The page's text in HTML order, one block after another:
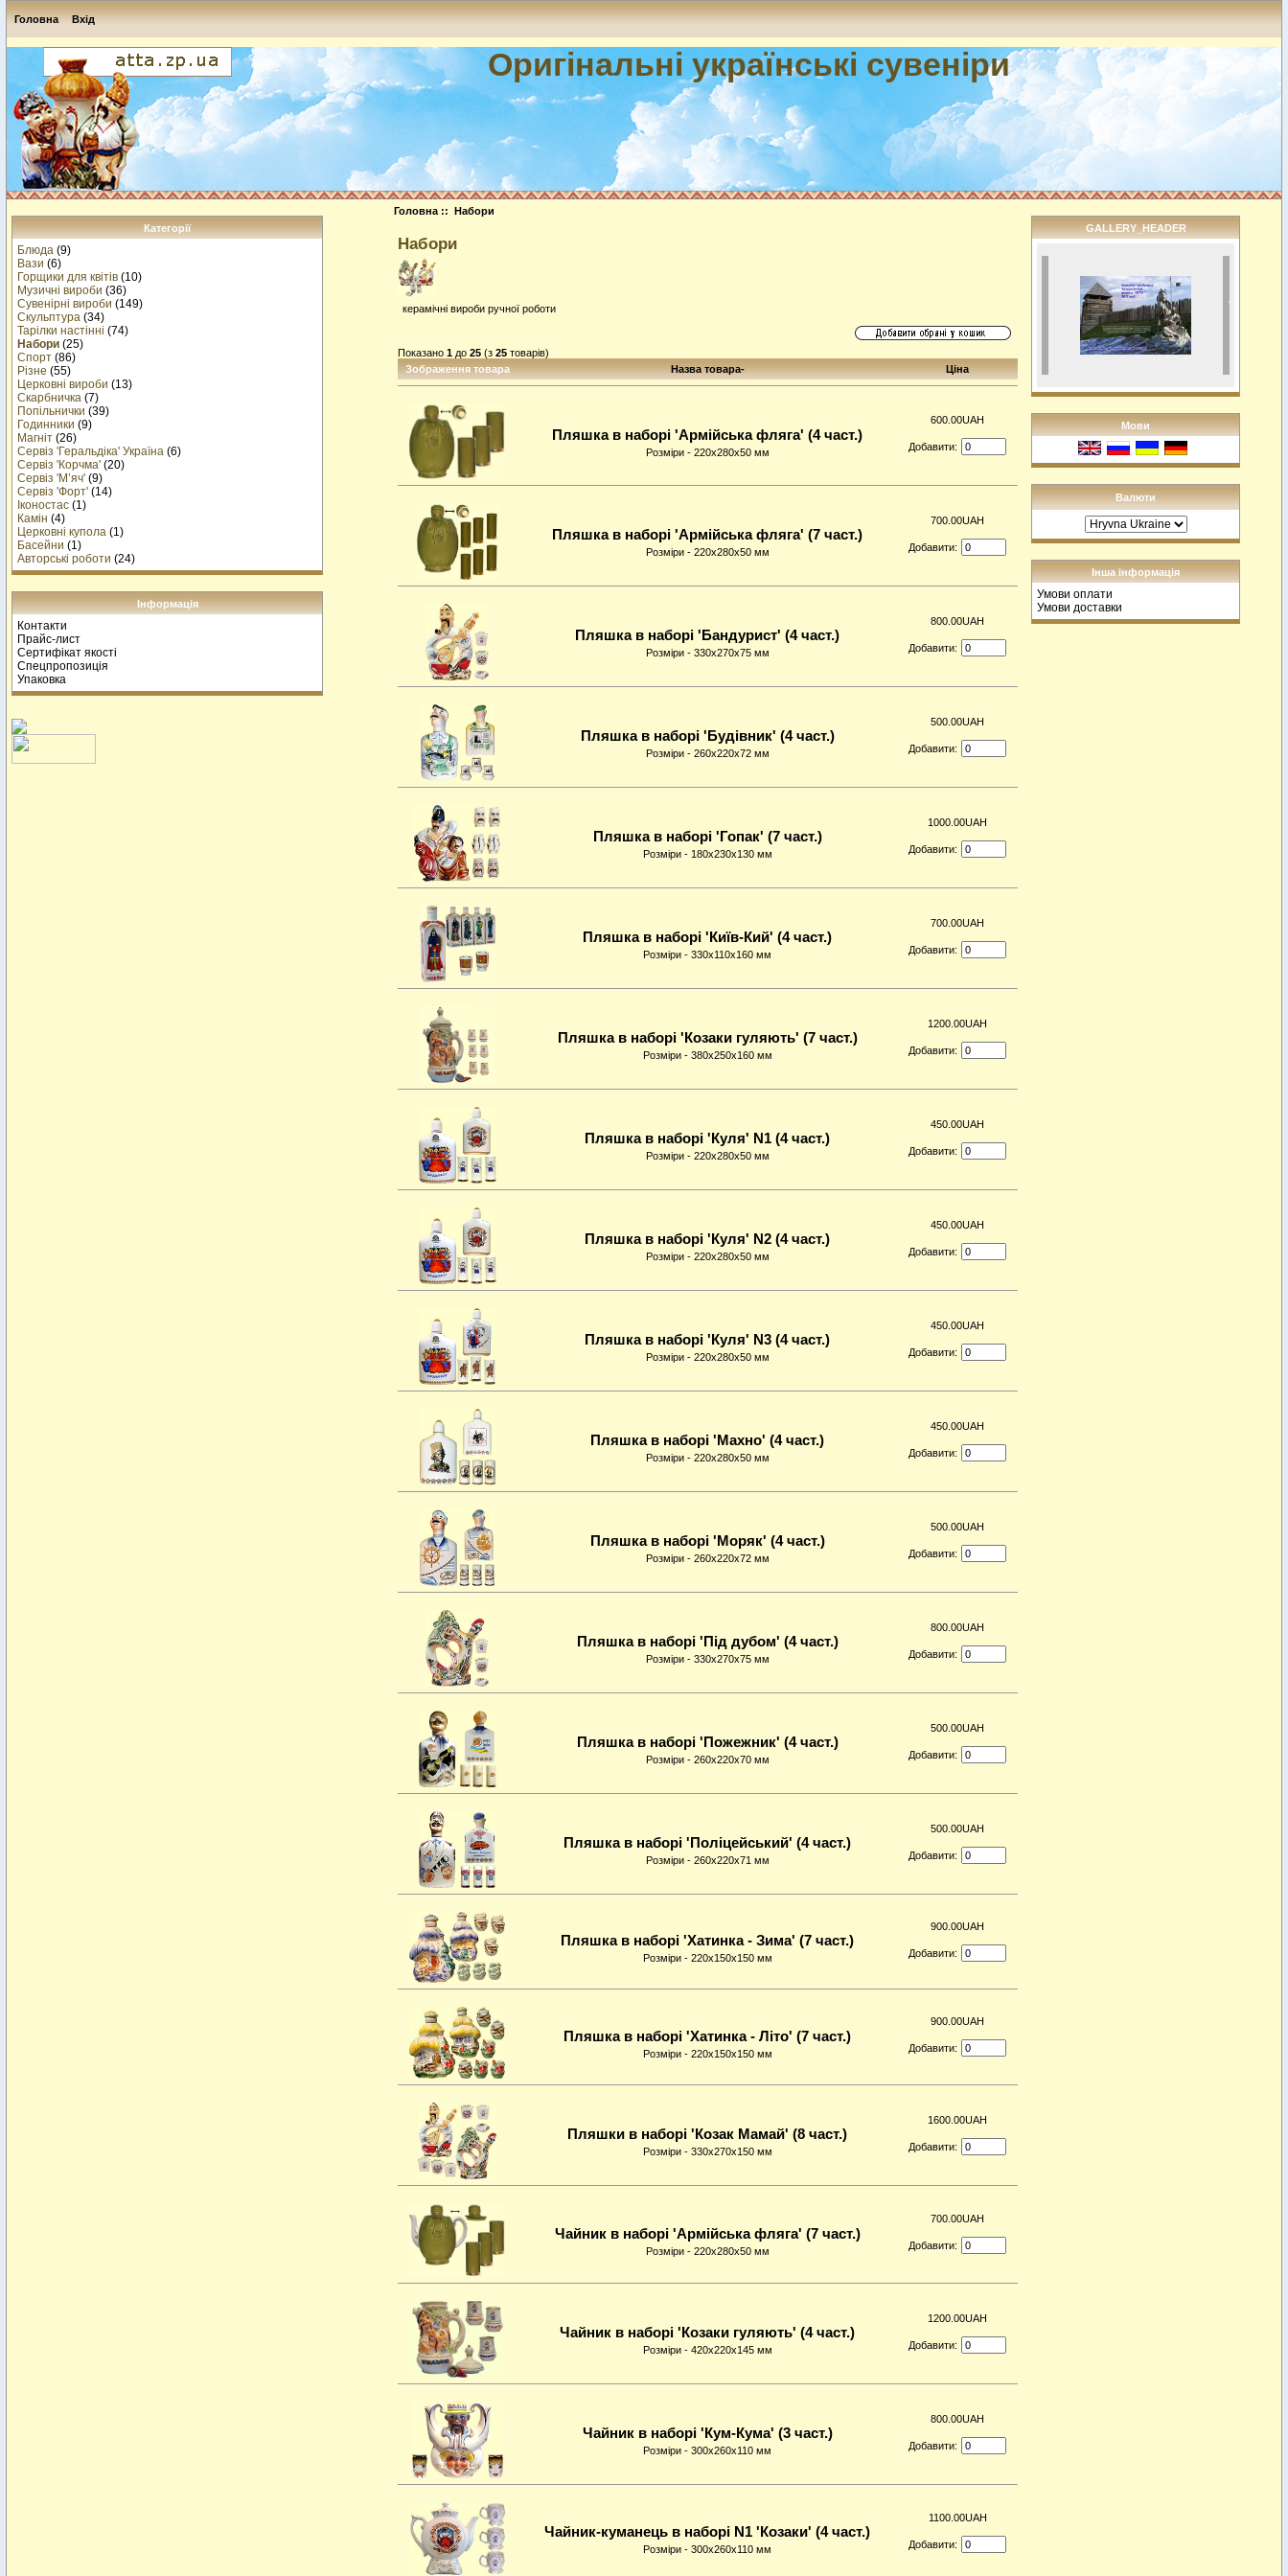
Головна Вхід
Оригінальні українські сувеніри
Категорії
Блюда (9)
Вази (6)
Горщики для квітів (10)
Музичнi вироби (36)
Сувенірні вироби (149)
Скульптура (34)
Тарілки настінні (74)
Набори (25)
Спорт (86)
Різне (55)
Церковні вироби (13)
Cкарбничка (7)
Попільнички (39)
Годинники (9)
Магніт (26)
Сервіз 'Геральдіка' Україна (6)
Сервіз 'Корчма' (20)
Сервіз 'М’яч' (9)
Сервіз 'Форт' (14)
Іконостас (1)
Камін (4)
Церковні купола (1)
Басейни (1)
Авторські роботи (24)
Інформація
Контакти
Прайс-лист
Сертифікат якості
Спецпропозиція
Упаковка
Головна :: Набори
Набори
керамічні вироби ручної роботи
Показано 1до 25(з 25товарів)
Зображення товара
Назва товара- Ціна
Пляшка в наборі 'Армійська фляга' (4 част.)
Розміри - 220x280x50 мм
600.00UAH
Добавити:
Пляшка в наборі 'Армійська фляга' (7 част.)
Розміри - 220x280x50 мм
700.00UAH
Добавити:
Пляшка в наборі 'Бандурист' (4 част.)
Розміри - 330x270x75 мм
800.00UAH
Добавити:
Пляшка в наборі 'Будівник' (4 част.)
Розміри - 260x220x72 мм
500.00UAH
Добавити:
Пляшка в наборі 'Гопак' (7 част.)
Розміри - 180x230x130 мм
1000.00UAH
Добавити:
Пляшка в наборі 'Київ-Кий' (4 част.)
Розміри - 330x110x160 мм
700.00UAH
Добавити:
Пляшка в наборі 'Козаки гуляють' (7 част.)
Розміри - 380x250x160 мм
1200.00UAH
Добавити:
Пляшка в наборі 'Куля' N1 (4 част.)
Розміри - 220x280x50 мм
450.00UAH
Добавити:
Пляшка в наборі 'Куля' N2 (4 част.)
Розміри - 220x280x50 мм
450.00UAH
Добавити:
Пляшка в наборі 'Куля' N3 (4 част.)
Розміри - 220x280x50 мм
450.00UAH
Добавити:
Пляшка в наборі 'Махно' (4 част.)
Розміри - 220x280x50 мм
450.00UAH
Добавити:
Пляшка в наборі 'Моряк' (4 част.)
Розміри - 260x220x72 мм
500.00UAH
Добавити:
Пляшка в наборі 'Пiд дубом' (4 част.)
Розміри - 330x270x75 мм
800.00UAH
Добавити:
Пляшка в наборі 'Пожежник' (4 част.)
Розміри - 260x220x70 мм
500.00UAH
Добавити:
Пляшка в наборі 'Поліцейський' (4 част.)
Розміри - 260x220x71 мм
500.00UAH
Добавити:
Пляшка в наборі 'Хатинка - Зима' (7 част.)
Розміри - 220x150x150 мм
900.00UAH
Добавити:
Пляшка в наборі 'Хатинка - Лiто' (7 част.)
Розміри - 220x150x150 мм
900.00UAH
Добавити:
Пляшки в наборі 'Козак Мамай' (8 част.)
Розміри - 330x270x150 мм
1600.00UAH
Добавити:
Чайник в наборі 'Армійська фляга' (7 част.)
Розміри - 220x280x50 мм
700.00UAH
Добавити:
Чайник в наборі 'Козаки гуляють' (4 част.)
Розміри - 420x220x145 мм
1200.00UAH
Добавити:
Чайник в наборі 'Кум-Кума' (3 част.)
Розміри - 300x260x110 мм
800.00UAH
Добавити:
Чайник-куманець в наборі N1 'Козаки' (4 част.)
Розміри - 300x260x110 мм
1100.00UAH
Добавити:
GALLERY_HEADER
Мови
Валюти
Інша інформація
Умови оплати
Умови доставки